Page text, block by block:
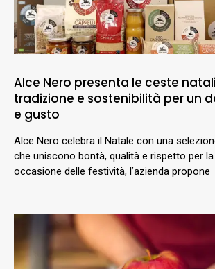
Alce Nero presenta le ceste
tradizione e sostenibilità per un
e gusto
Alce Nero celebra il Natale con una
che uniscono bontà, qualità e rispetto per la
occasione delle festività, l’azienda propone